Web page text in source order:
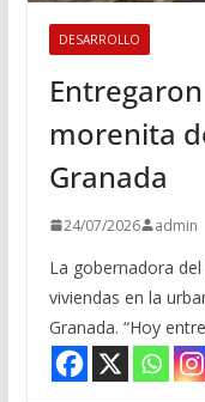
DESARROLLO
morenita
Granada
24/07/2026 admin
La gobernadora
viviendas en la
Granada. “Hoy